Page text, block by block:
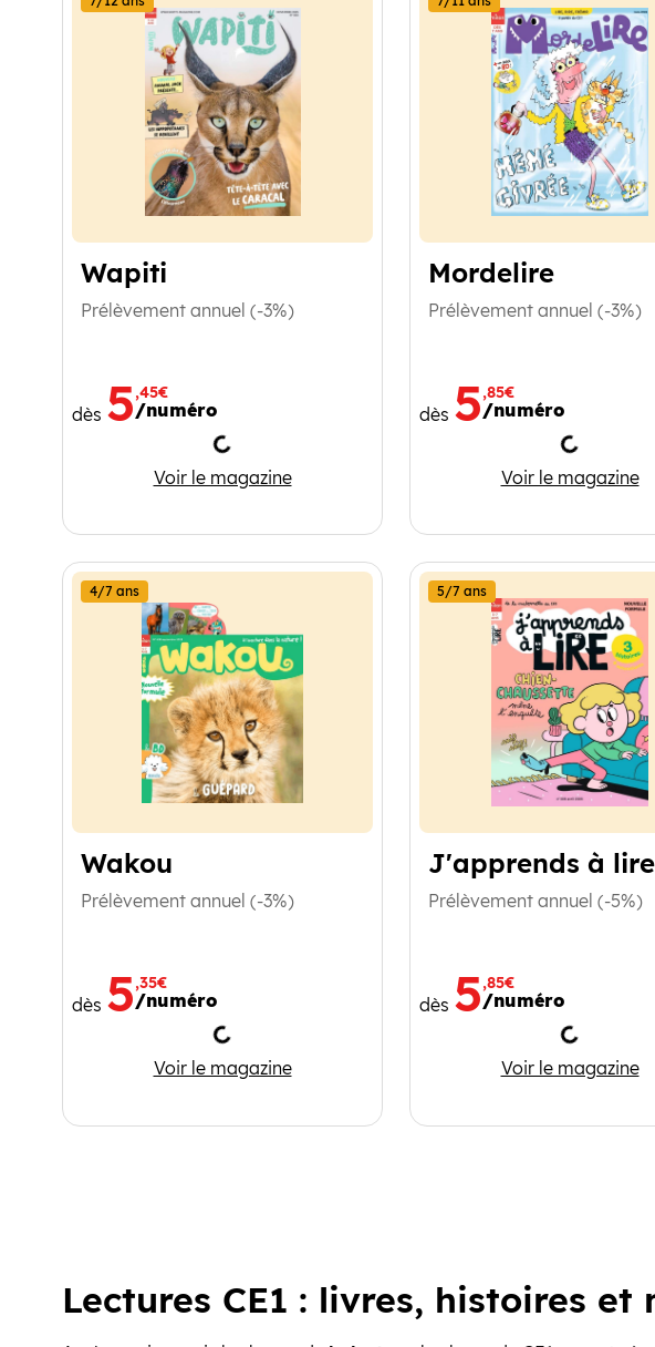
Wapiti
Prélèvement annuel (-3%)
dès 5,45€
/numéro
Chargement
Voir le magazine
Wapiti
Mordelire
Prélèvement annuel (-3%)
dès 5,85€
/numéro
Voir le magazine
Mordelire
Wakou
4/7 ans
Prélèvement annuel (-3%)
dès 5,35€
/numéro
Chargement
Voir le magazine
Wakou
J'apprends à lire
5/7 ans
Prélèvement annuel (-5%)
dès 5,85€
/numéro
Voir le magazine
Lectures CE1 : livres, histoires et